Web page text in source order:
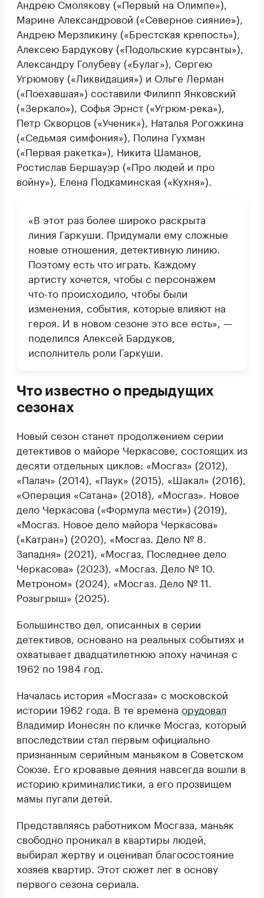
Андрею Смолякову («Первый на Олимпе»),
Марине Александровой («Северное сияние»),
Андрею Мерзликину («Брестская крепость»),
Алексею Бардукову («Подольские курсанты»),
Александру Голубеву («Булаг»), Сергею
Угрюмову («Ликвидация») и Ольге Лерман
(«Поехавшая») составили Филипп Янковский
(«Зеркало»), Софья Эрнст («Угрюм-река»),
Петр Скворцов («Ученик»), Наталья Рогожкина
(«Седьмая симфония»), Полина Гухман
(«Первая ракетка»), Никита Шаманов,
Ростислав Бершауэр («Про людей и про
войну»), Елена Подкаминская («Кухня»).
«В этот раз более широко раскрыта
линия Гаркуши. Придумали ему сложные
новые отношения, детективную линию.
Поэтому есть что играть. Каждому
артисту хочется, чтобы с персонажем
что-то происходило, чтобы были
изменения, события, которые влияют на
героя. И в новом сезоне это все есть», —
поделился Алексей Бардуков,
исполнитель роли Гаркуши.
Что известно о предыдущих
сезонах
Новый сезон станет продолжением серии
детективов о майоре Черкасове, состоящих из
десяти отдельных циклов: «Мосгаз» (2012),
«Палач» (2014), «Паук» (2015), «Шакал» (2016),
«Операция «Сатана» (2018), «Мосгаз». Новое
дело Черкасова («Формула мести») (2019),
«Мосгаз. Новое дело майора Черкасова»
(«Катран») (2020), «Мосгаз. Дело № 8.
Западня» (2021), «Мосгаз. Последнее дело
Черкасова» (2023), «Мосгаз. Дело № 10.
Метроном» (2024), «Мосгаз. Дело № 11.
Розыгрыш» (2025).
Большинство дел, описанных в серии
детективов, основано на реальных событиях и
охватывает двадцатилетнюю эпоху начиная с
1962 по 1984 год.
Началась история «Мосгаза» с московской
истории 1962 года. В те времена орудовал
Владимир Ионесян по кличке Мосгаз, который
впоследствии стал первым официально
признанным серийным маньяком в Советском
Союзе. Его кровавые деяния навсегда вошли в
историю криминалистики, а его прозвищем
мамы пугали детей.
Представляясь работником Мосгаза, маньяк
свободно проникал в квартиры людей,
выбирал жертву и оценивал благосостояние
хозяев квартир. Этот сюжет лег в основу
первого сезона сериала.